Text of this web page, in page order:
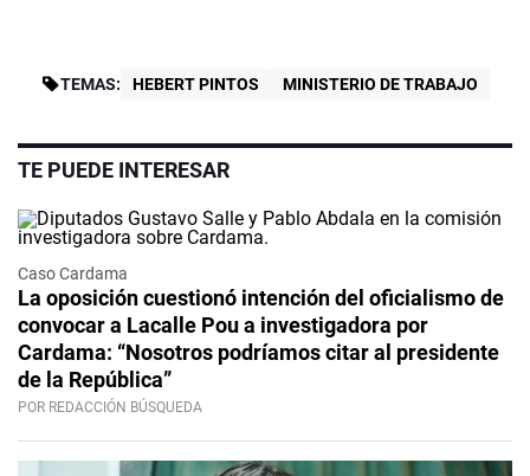
TEMAS: HEBERT PINTOS MINISTERIO DE TRABAJO
TE PUEDE INTERESAR
Caso Cardama
La oposición cuestionó intención del oficialismo de
convocar a Lacalle Pou a investigadora por
Cardama: “Nosotros podríamos citar al presidente
de la República”
POR REDACCIÓN BÚSQUEDA